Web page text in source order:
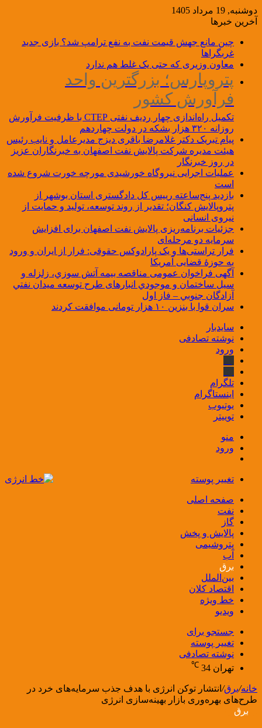
دوشنبه, 19 مرداد 1405
آخرین خبرها
چین مانع جهش قیمت نفت به نفع ترامپ شد؟ بازی جدید
غربگراها
معاون وزیری که حتی یک غلط هم ندارد
پتروپارس؛ بزرگترین واحد
فرآورش کشور
تکمیل راه‌اندازی چهار ردیف نفتی CTEP با ظرفیت فرآورش
روزانه ۳۲۰ هزار بشکه در دولت چهاردهم
پیام تبریک دکتر غلامرضا باقری دیزج مدیرعامل و نایب رئیس
هیئت مدیره شرکت پالایش نفت اصفهان به خبرنگاران عزیز
در روز خبرنگار
عملیات اجرایی نیروگاه خورشیدی مورچه خورت شروع شده
است
بازدید پنج‌ساعته رییس کل دادگستری استان بوشهر از
پتروپالایش کنگان؛ تقدیر از روند توسعه، تولید و حمایت از
نیروی انسانی
جزئیات برنامه‌ریزی پالایش نفت اصفهان برای افزایش
سرمایه دو مرحله‌ای
فرار تراستی‌ها و یک پارادوکس حقوقی: فرار از ایران و ورود
به حوزۀ قضایی آمریکا
آگهی فراخوان عمومی مناقصه بيمه آتش سوزي، زلزله و
سیل ساختمان و موجودي انبارهای طرح توسعه ميدان نفتي
آزادگان جنوبي – فاز اول
سران قوا با بنزین ۱۰ هزار تومانی موافقت کردند
سایدبار
نوشته تصادفی
ورود
تلگرام
اینستاگرام
یوتیوب
توییتر
منو
ورود
تغییر پوسته
صفحه اصلی
نفت
گاز
پالایش و پخش
پتروشیمی
آب
برق
بین‌الملل
اقتصاد کلان
خط ویژه
ویدیو
جستجو برای
تغییر پوسته
نوشته تصادفی
تهران 34
℃
خانه/برق/ انتشار توکن انرژی با هدف جذب سرمایه‌های خرد در
طرح‌های بهره‌وری بازار بهینه‌سازی انرژی
برق